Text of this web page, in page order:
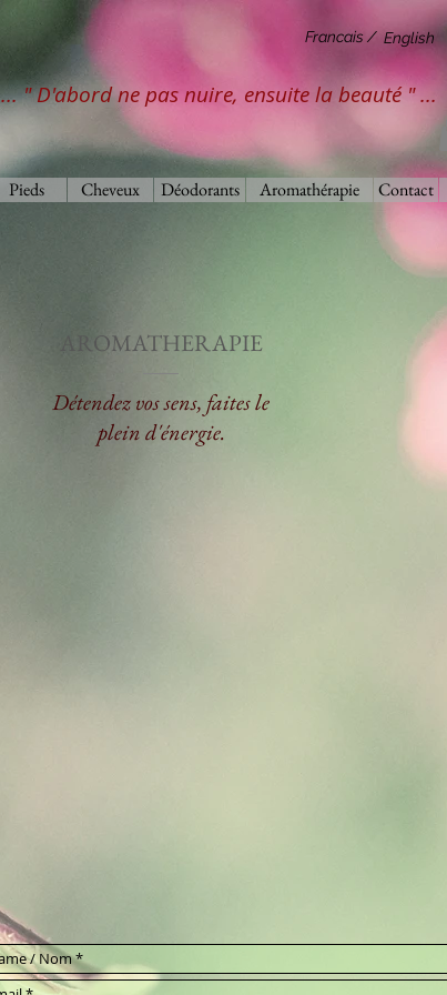
... " D'abord ne pas nuire, ensuite la beauté " ...
Pieds Cheveux Déodorants Aromathérapie Contact
AROMATHERAPIE
Détendez vos sens, faites le
plein d'énergie.
Francais / English